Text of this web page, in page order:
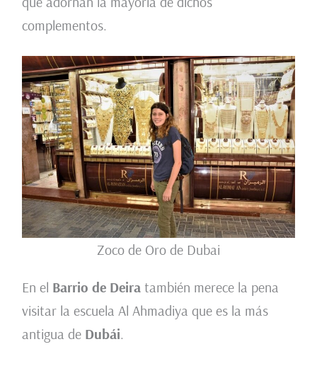
complementos.
Zoco de Oro de Dubai
En el Barrio de Deiratambién merece la pena
visitar la escuela Al Ahmadiya que es la más
antigua de Dubái.